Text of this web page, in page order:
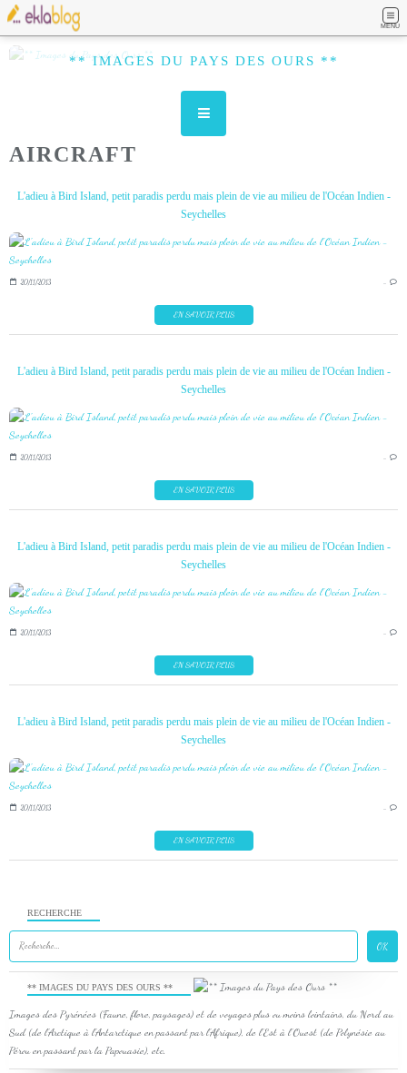
MENU
** IMAGES DU PAYS DES OURS **
AIRCRAFT
L'adieu à Bird Island, petit paradis perdu mais plein de vie au milieu de l'Océan Indien -
Seychelles
20/11/2013 …
EN SAVOIR PLUS
L'adieu à Bird Island, petit paradis perdu mais plein de vie au milieu de l'Océan Indien -
Seychelles
20/11/2013 …
EN SAVOIR PLUS
L'adieu à Bird Island, petit paradis perdu mais plein de vie au milieu de l'Océan Indien -
Seychelles
20/11/2013 …
EN SAVOIR PLUS
L'adieu à Bird Island, petit paradis perdu mais plein de vie au milieu de l'Océan Indien -
Seychelles
20/11/2013 …
EN SAVOIR PLUS
RECHERCHE
** IMAGES DU PAYS DES OURS **
Images des Pyrénées (Faune, flore, paysages) et de voyages plus ou moins lointains, du Nord au
Sud (de l'Arctique à l'Antarctique en passant par l'Afrique), de l'Est à l'Ouest (de Polynésie au
Pérou en passant par la Papouasie), etc.